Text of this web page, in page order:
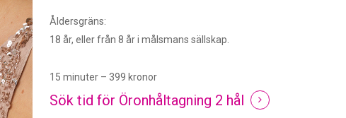
Åldersgräns:
18 år, eller från 8 år i målsmans sällskap.
15 minuter – 399 kronor
Sök tid för Öronhåltagning 2 hål